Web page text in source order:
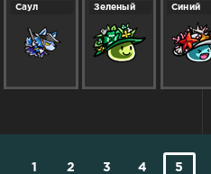
Саул Зеленый Синий
1 2 3 4 5